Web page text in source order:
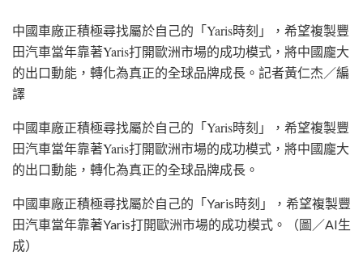
中國車廠正積極尋找屬於自己的「Yaris時刻」，希望複製豐
田汽車當年靠著Yaris打開歐洲市場的成功模式，將中國龐大
的出口動能，轉化為真正的全球品牌成長。 記者黃仁杰／編
譯
中國車廠正積極尋找屬於自己的「Yaris時刻」，希望複製豐
田汽車當年靠著Yaris打開歐洲市場的成功模式，將中國龐大
的出口動能，轉化為真正的全球品牌成長。
中國車廠正積極尋找屬於自己的「Yaris時刻」，希望複製豐
田汽車當年靠著Yaris打開歐洲市場的成功模式。（圖／AI生
成）